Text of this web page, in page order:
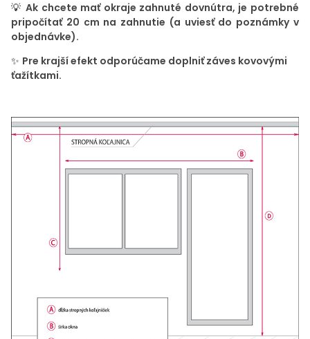
💡Ak chcete mať okraje zahnuté dovnútra, je potrebné
pripočítať 20 cm na zahnutie (a uviesť do poznámky v
objednávke).
✨ Pre krajší efekt odporúčame doplniť záves kovovými
ťažítkami.